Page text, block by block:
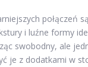
połączeń są
i luźne formy
swobodny, ale
je z dodatkami w